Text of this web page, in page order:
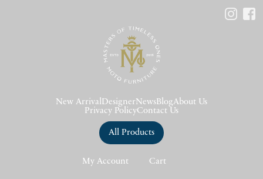
New Arrival DesignerNews BlogAbout Us
Privacy PolicyContact Us
All Products
My Account Cart